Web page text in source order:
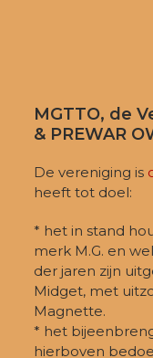
MGTTO, de
& PREWAR
De vereniging is
heeft tot doel:
* het in stand
merk M.G. en
der jaren zijn
Midget, met
Magnette.
* het
hierboven